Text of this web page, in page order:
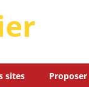
sites